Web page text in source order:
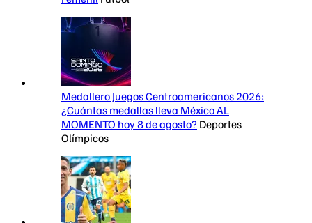
Medallero Juegos Centroamericanos 2026:
¿Cuántas medallas lleva México AL
MOMENTO hoy 8 de agosto? Deportes
Olímpicos